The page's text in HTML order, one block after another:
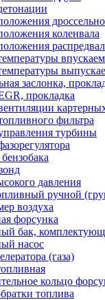
коленвала
заслонка,
прокладка
фильтра
турбины
давления
ручной
воздуха
форсунка
бак,
насос
(газа)
кольцо
топлива